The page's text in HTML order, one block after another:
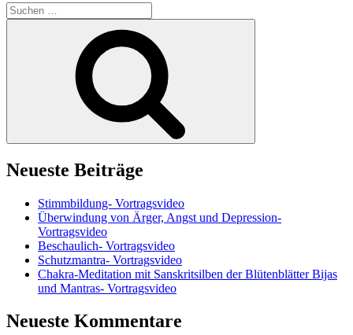
Suchen
nach:
Neueste Beiträge
Stimmbildung- Vortragsvideo
Überwindung von Ärger, Angst und Depression-
Vortragsvideo
Beschaulich- Vortragsvideo
Schutzmantra- Vortragsvideo
Chakra-Meditation mit Sanskritsilben der Blütenblätter Bijas
und Mantras- Vortragsvideo
Neueste Kommentare